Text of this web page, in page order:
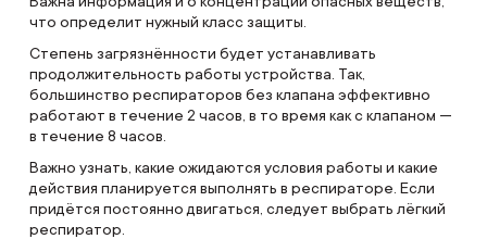
что определит нужный класс защиты.
Степень загрязнённости будет устанавливать
продолжительность работы устройства. Так,
большинство респираторов без клапана эффективно
работают в течение 2 часов, в то время как с клапаном —
в течение 8 часов.
Важно узнать, какие ожидаются условия работы и какие
действия планируется выполнять в респираторе. Если
придётся постоянно двигаться, следует выбрать лёгкий
респиратор.